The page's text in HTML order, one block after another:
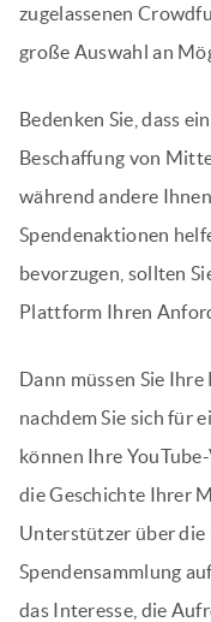
zugelassenen
große Auswahl an
Bedenken Sie, dass
Beschaffung von
während andere
Spendenaktionen
bevorzugen, sollten
Plattform Ihren
Dann müssen Sie Ihre
nachdem Sie sich für
können Ihre
die Geschichte Ihrer
Unterstützer über
Spendensammlung
das Interesse, die